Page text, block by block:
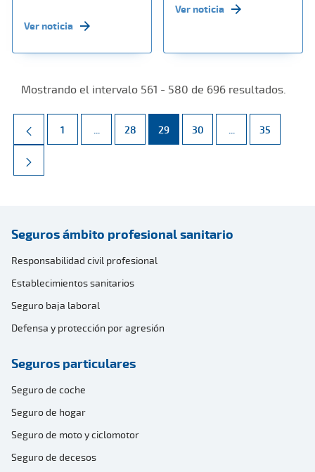
Ver noticia
Ver noticia
Mostrando el intervalo 561 - 580 de 696 resultados.
Página
1 ... Páginas intermedias Use TAB para desplazarse.
Página
28 Página
29 Página
30 ... Páginas
Página
35
Seguros ámbito profesional sanitario
Responsabilidad civil profesional
Establecimientos sanitarios
Seguro baja laboral
Defensa y protección por agresión
Seguros particulares
Seguro de coche
Seguro de hogar
Seguro de moto y ciclomotor
Seguro de decesos